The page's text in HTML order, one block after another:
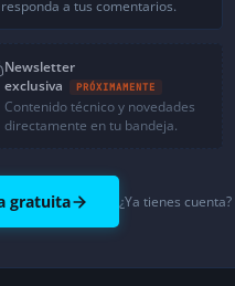
responda a tus comentarios.
Newsletter
exclusiva
PRÓXIMAMENTE
Contenido técnico y novedades
directamente en tu bandeja.
gratuita ¿Ya tienes cuenta?